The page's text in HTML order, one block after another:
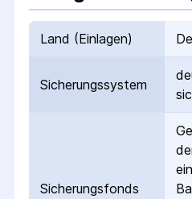
Land (Einlagen)
Sicherungs­system
Sicherungs­fonds